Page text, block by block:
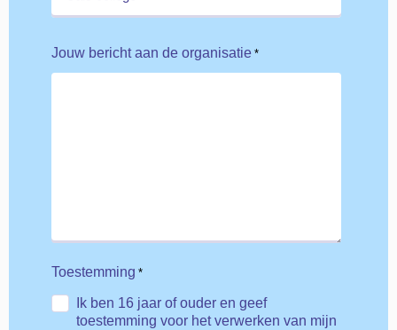
Jouw bericht aan de organisatie *
Toestemming *
Ik ben 16 jaar of ouder en geef
toestemming voor het verwerken van mijn